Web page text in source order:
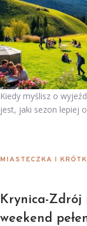
Kiedy myślisz o
jest, jaki sezon lepiej
MIASTECZKA I
Krynica-Zdrój
weekend